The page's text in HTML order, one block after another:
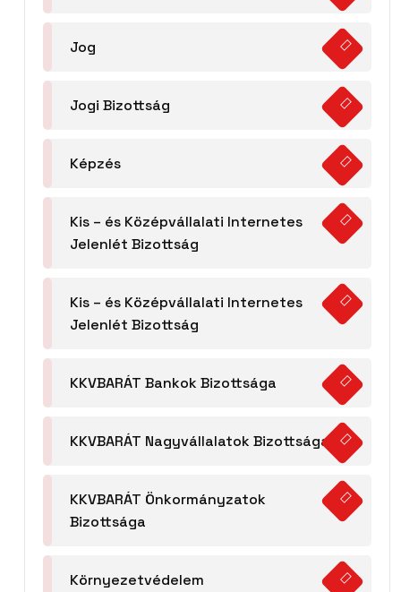
Jog
Jogi Bizottság
Képzés
Kis – és Középvállalati Internetes
Jelenlét Bizottság
Kis – és Középvállalati Internetes
Jelenlét Bizottság
KKVBARÁT Bankok Bizottsága
KKVBARÁT Nagyvállalatok Bizottsága
KKVBARÁT Önkormányzatok
Bizottsága
Környezetvédelem